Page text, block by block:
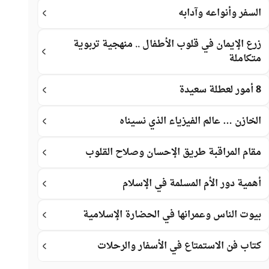
السفر وأنواعه وآدابه
زرع الإيمان في قلوب الأطفال .. منهجية تربوية
متكاملة
8 أمور لعطلة سعيدة
الخازن … عالم الفيزياء الذي نسيناه
مقام المراقبة طريق الإحسان وصلاح القلوب
أهمية دور الأم المسلمة في الإسلام
بيوت الناس وعمرانها في الحضارة الإسلامية
كتاب فن الاستمتاع في الأسفار والرحلات